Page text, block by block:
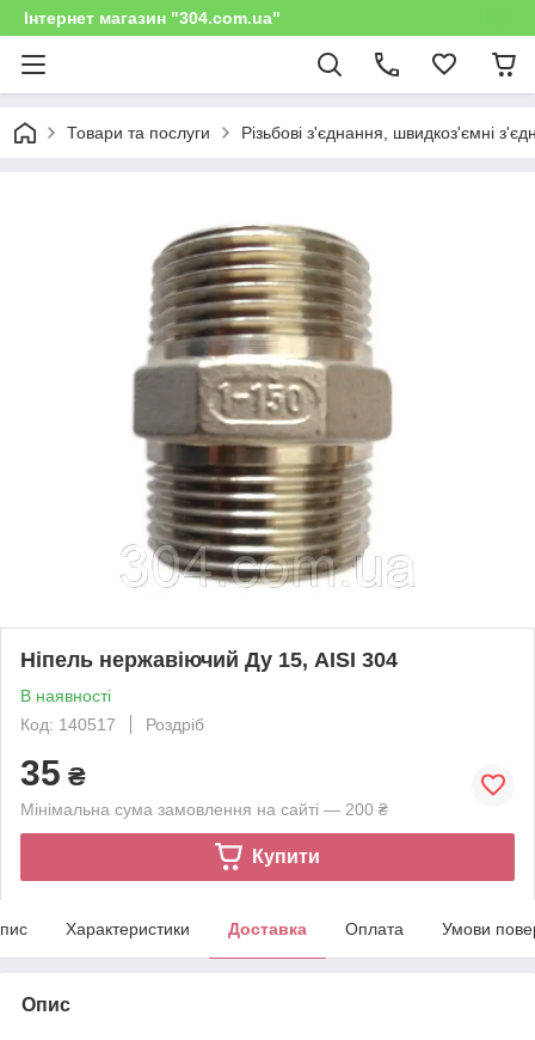
Інтернет магазин "304.com.ua"
Товари та послуги Різьбові з'єднання, швидкоз'ємні
Ніпель нержавіючий Ду 15, AISI 304
В наявності
Код: 140517
Роздріб
35 ₴
Мінімальна сума замовлення на сайті — 200 ₴
Купити
Характеристики Доставка Оплата Умови
Опис